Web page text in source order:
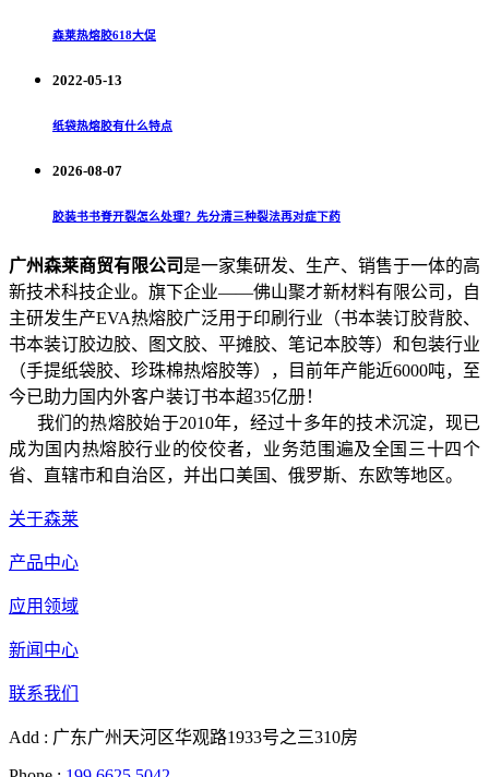
森莱热熔胶618大促
2022-05-13
纸袋热熔胶有什么特点
2026-08-07
胶装书书脊开裂怎么处理？先分清三种裂法再对症下药
广州森莱商贸有限公司 是一家集研发、生产、销售于一体的高
新技术科技企业。旗下企业——佛山聚才新材料有限公司，自
主研发生产EVA热熔胶广泛用于印刷行业（书本装订胶背胶、
书本装订胶边胶、图文胶、平摊胶、笔记本胶等）和包装行业
（手提纸袋胶、珍珠棉热熔胶等），目前年产能近6000吨，至
今已助力国内外客户装订书本超35亿册！
我们的热熔胶始于2010年，经过十多年的技术沉淀，现已
成为国内热熔胶行业的佼佼者，业务范围遍及全国三十四个
省、直辖市和自治区，并出口美国、俄罗斯、东欧等地区。
关于森莱
产品中心
应用领域
新闻中心
联系我们
Add : 广东广州天河区华观路1933号之三310房